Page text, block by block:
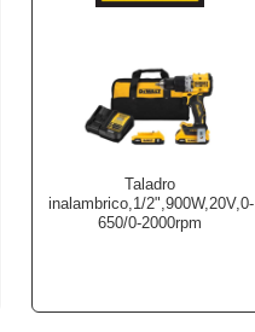
Taladro
inalambrico,1/2",900W,20V,0-
650/0-2000rpm